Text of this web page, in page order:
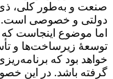
صنعت و به‌طور کلی،
دولتی و خصوصی است.
اما موضوع اینجاست که
توسعۀ زیرساخت‌ها و
خواهد بود که
گرفته باشد. در این